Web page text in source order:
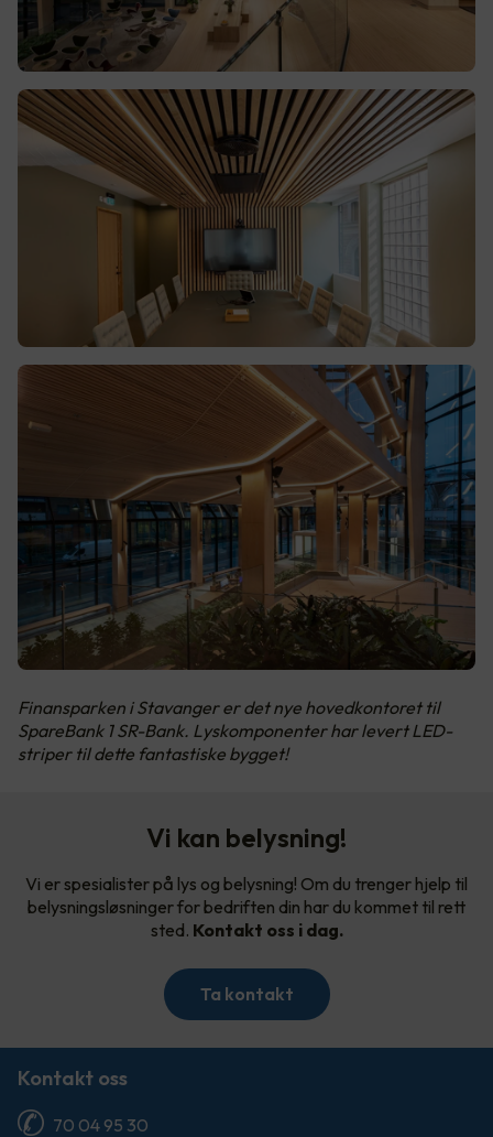
Finansparken i Stavanger er det nye hovedkontoret til
SpareBank 1 SR-Bank. Lyskomponenter har levert LED-
striper til dette fantastiske bygget!
Vi kan belysning!
Vi er spesialister på lys og belysning! Om du trenger hjelp til
belysningsløsninger for bedriften din har du kommet til rett
sted. Kontakt oss i dag.
Ta kontakt
Kontakt oss
70 04 95 30